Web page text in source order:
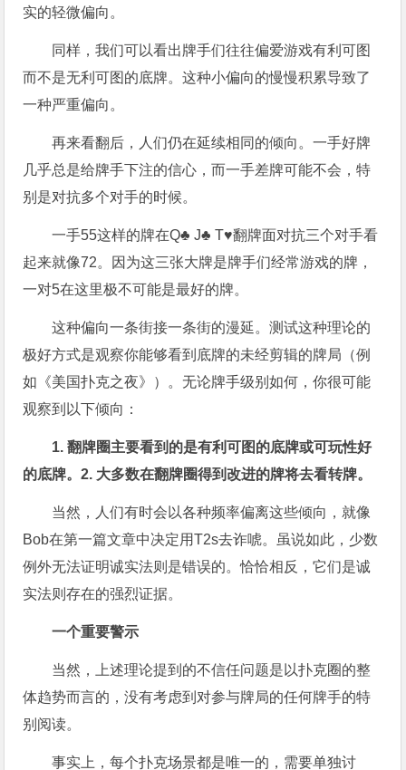
实的轻微偏向。
同样，我们可以看出牌手们往往偏爱游戏有利可图
而不是无利可图的底牌。这种小偏向的慢慢积累导致了
一种严重偏向。
再来看翻后，人们仍在延续相同的倾向。一手好牌
几乎总是给牌手下注的信心，而一手差牌可能不会，特
别是对抗多个对手的时候。
一手55这样的牌在Q♣ J♣ T♥翻牌面对抗三个对手看
起来就像72。因为这三张大牌是牌手们经常游戏的牌，
一对5在这里极不可能是最好的牌。
这种偏向一条街接一条街的漫延。测试这种理论的
极好方式是观察你能够看到底牌的未经剪辑的牌局（例
如《美国扑克之夜》）。无论牌手级别如何，你很可能
观察到以下倾向：
1. 翻牌圈主要看到的是有利可图的底牌或可玩性好
的底牌。2. 大多数在翻牌圈得到改进的牌将去看转牌。
当然，人们有时会以各种频率偏离这些倾向，就像
Bob在第一篇文章中决定用T2s去诈唬。虽说如此，少数
例外无法证明诚实法则是错误的。恰恰相反，它们是诚
实法则存在的强烈证据。
一个重要警示
当然，上述理论提到的不信任问题是以扑克圈的整
体趋势而言的，没有考虑到对参与牌局的任何牌手的特
别阅读。
事实上，每个扑克场景都是唯一的，需要单独讨